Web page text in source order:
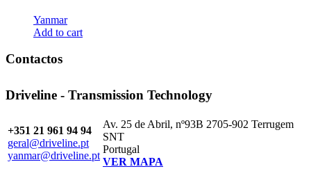
Yanmar
Add to cart
Contactos
Driveline - Transmission Technology
+351 21 961 94 94
geral@driveline.pt
yanmar@driveline.pt
Av. 25 de Abril, nº93B 2705-902 Terrugem
SNT
Portugal
VER MAPA